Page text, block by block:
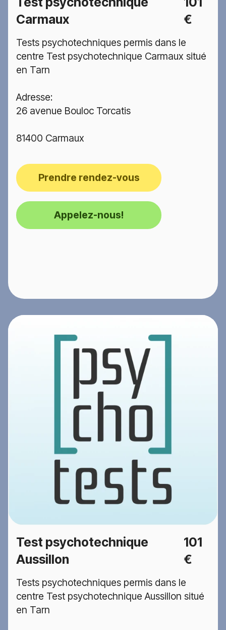
Carmaux
€
Tests psychotechniques permis dans le
centre Test psychotechnique Carmaux situé
en Tarn
Adresse:
26 avenue Bouloc Torcatis
81400 Carmaux
Prendre rendez-vous
Appelez-nous!
Test psychotechnique
Aussillon
101
€
Tests psychotechniques permis dans le
centre Test psychotechnique Aussillon situé
en Tarn